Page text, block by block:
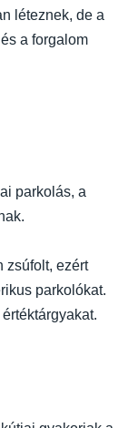
léteznek, de a
a forgalom
parkolás, a
zsúfolt, ezért
parkolókat.